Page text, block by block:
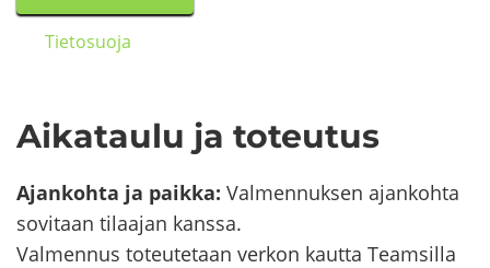
Tie­to­suo­ja
Ai­ka­tau­lu ja to­teu­tus
Ajan­koh­ta ja paik­ka: Val­men­nuk­sen ajan­koh­ta
so­vi­taan ti­laa­jan kans­sa.
Val­men­nus to­teu­te­taan ver­kon kaut­ta Team­sil­la